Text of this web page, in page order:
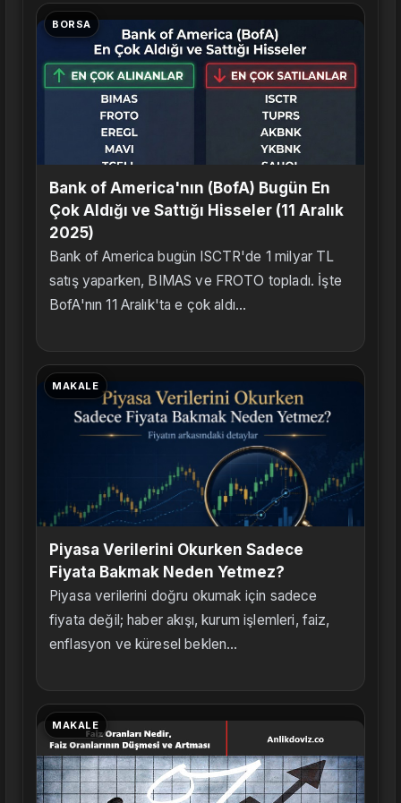
BORSA
Bank of America'nın (BofA) Bugün En
Çok Aldığı ve Sattığı Hisseler (11 Aralık
2025)
Bank of America bugün ISCTR'de 1 milyar TL
satış yaparken, BIMAS ve FROTO topladı. İşte
BofA'nın 11 Aralık'ta e çok aldı...
MAKALE
Piyasa Verilerini Okurken Sadece
Fiyata Bakmak Neden Yetmez?
Piyasa verilerini doğru okumak için sadece
fiyata değil; haber akışı, kurum işlemleri, faiz,
enflasyon ve küresel beklen...
MAKALE